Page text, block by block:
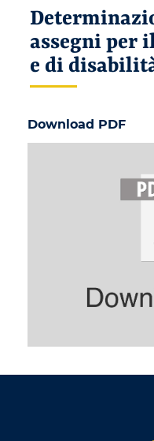
assegni per
e di
Download PDF